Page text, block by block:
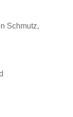
Schmutz,